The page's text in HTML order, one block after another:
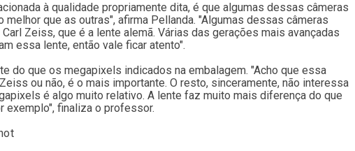
à qualidade propriamente dita, é que algumas dessas câmeras
melhor que as outras", afirma Pellanda. "Algumas dessas câmeras
Zeiss, que é a lente alemã. Várias das gerações mais avançadas
essa lente, então vale ficar atento".
do que os megapixels indicados na embalagem. "Acho que essa
ou não, é o mais importante. O resto, sinceramente, não interessa
é algo muito relativo. A lente faz muito mais diferença do que
exemplo", finaliza o professor.